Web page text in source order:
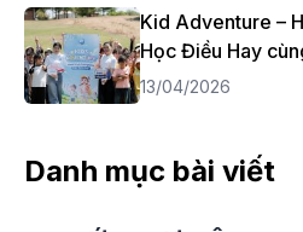
Kid Adventure –
Học Điều Hay
13/04/2026
Danh mục bài viết